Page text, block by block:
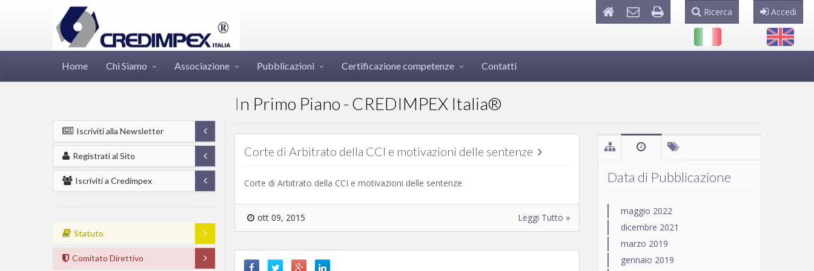
Ricerca Accedi
Home Chi Siamo Associazione Pubblicazioni Certificazione competenze Contatti
In Primo Piano - CREDIMPEX Italia®
Corte di Arbitrato della CCI e motivazioni delle sentenze
Corte di Arbitrato della CCI e motivazioni delle sentenze
ott 09, 2015 Leggi Tutto »
Data di Pubblicazione
maggio 2022
dicembre 2021
marzo 2019
gennaio 2019
Iscriviti alla Newsletter
Registrati al Sito
Iscriviti a Credimpex
Statuto
Comitato Direttivo